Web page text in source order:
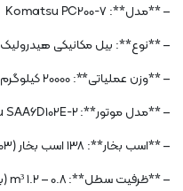
– **مدل**: Komatsu PC200-7
– **نوع**: بیل مکانیکی هیدرولیک
– **وزن عملیاتی**: 20000 کیلوگرم (44092 پوند)
– **مدل موتور**: Komatsu SAA6D102E-2
– **اسب بخار**: 138 اسب بخار (103 کیلووات) @ 2000 RPM
– **ظرفیت سطل**: 0.8 – 1.2 m³ (بر اساس پیکربندی متفاوت است)